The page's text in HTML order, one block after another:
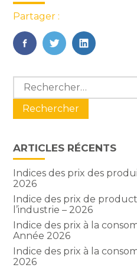
Partager :
FaceBook
TwitterLinkedIn
Blog
sidebar
Rechercher :
ARTICLES RÉCENTS
Indices des prix des
2026
Indice des prix de
l’industrie – 2026
Indice des prix à la
Année 2026
Indice des prix à la
2026